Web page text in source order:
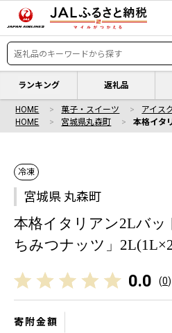
ランキング 返礼品
HOME 菓子・スイーツ アイス
HOME
宮城県丸森町 本格イタ
冷凍
宮城県 丸森町
本格イタリアン2Lバッ
ちみつナッツ」2L(1L×2
0.0 (0)
寄附金額